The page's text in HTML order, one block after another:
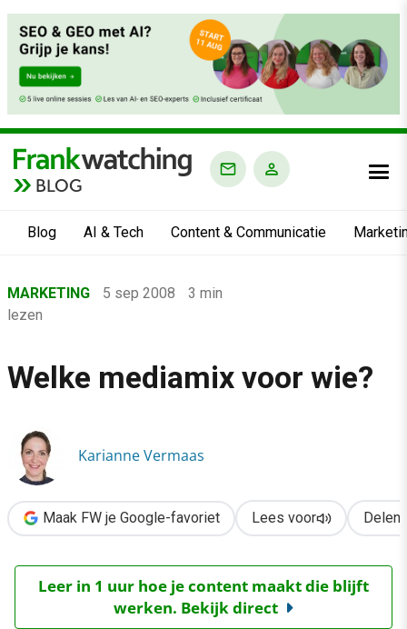
BLOG
Blog AI & Tech Content & Communicatie
›
Marketing
Welke mediamix voor wie?
MARKETING 5 sep 2008
3 min
lezen
Welke mediamix voor wie?
Karianne Vermaas
Maak FW je Google-favoriet Lees voor Delen
Leer in 1 uur hoe je content maakt die blijft
werken. Bekijk direct